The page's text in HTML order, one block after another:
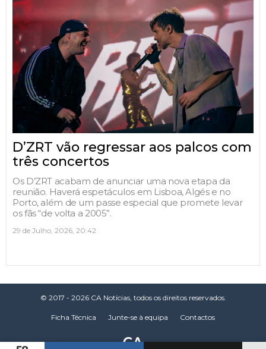
D’ZRT vão regressar aos palcos com
três concertos
Os D’ZRT acabam de anunciar uma nova etapa da
reunião. Haverá espetáculos em Lisboa, Algés e no
Porto, além de um passe especial que promete levar
os fãs “de volta a 2005”.
29 de Julho, 2026, 20:42
© 2017 - 2026 CA Notícias, todos os direitos reservados.
Ficha Técnica Junte-se à equipa Contactos